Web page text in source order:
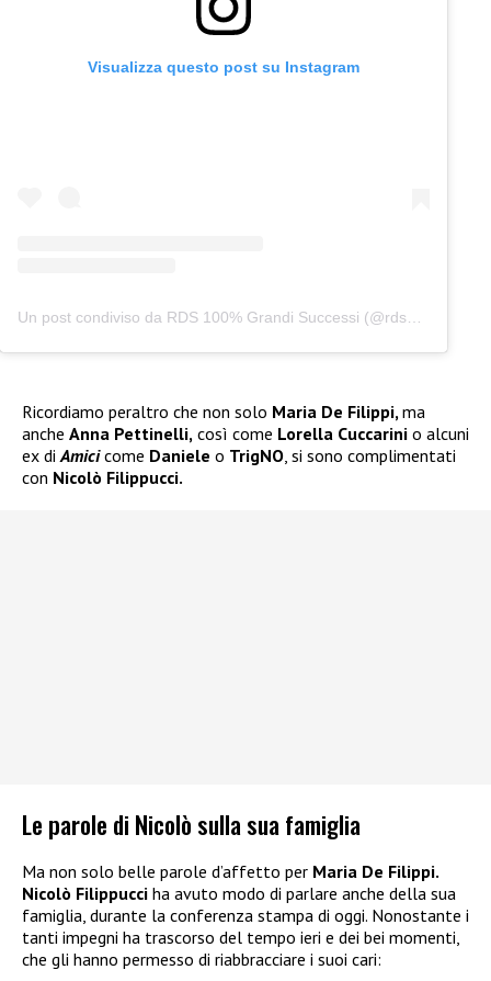
Visualizza questo post su Instagram
Un post condiviso da RDS 100% Grandi Successi (@rds_official)
Ricordiamo peraltro che non solo Maria De Filippi,ma
anche Anna Pettinelli, così come Lorella Cuccarini o alcuni
ex diAmicicome Daniele o TrigNO, si sono complimentati
con Nicolò Filippucci.
Le parole di Nicolò sulla sua famiglia
Ma non solo belle parole d’affetto per Maria De Filippi.
Nicolò Filippucci ha avuto modo di parlare anche della sua
famiglia, durante la conferenza stampa di oggi. Nonostante i
tanti impegni ha trascorso del tempo ieri e dei bei momenti,
che gli hanno permesso di riabbracciare i suoi cari: